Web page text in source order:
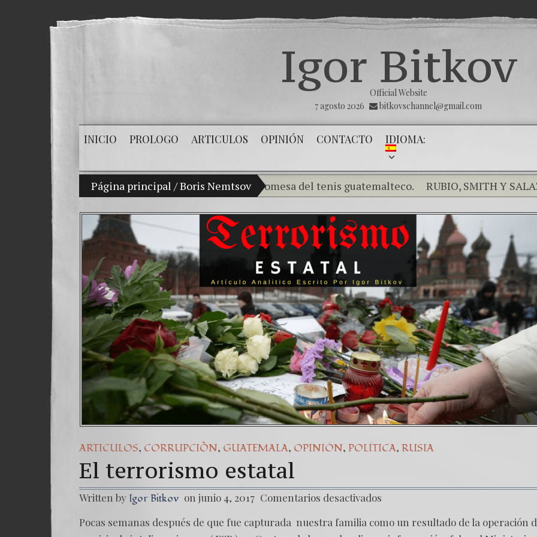
Igor Bitkov
Official Website
7 agosto 2026
bitkovschannel@gmail.com
INICIO PROLOGO ARTICULOS OPINIÓN CONTACTO IDIOMA:
Página principal /Boris Nemtsov
Mi hijo Vladimir Bitkov, una promesa del tenis guatemalteco.
RUBIO, SMITH Y SALAZAR
¿Cómo el banco mafioso de Putin sigue alterando nuestro
El Día de la Victoria
Con esta injusticia todos corren
Una señal de tiempos peligrosos – Caso Bitkov por Paul
7. NUESTRA LUCHA CONTRA DICTADURA MÁS
ARTICULOS, CORRUPCIÒN, GUATEMALA, OPINIÓN, POLÍTICA, RUSIA
El terrorismo estatal
Written by Igor Bitkov on junio 4, 2017 Comentarios desactivados
Pocas semanas después de que fue capturada nuestra familia como un resultado de la operación